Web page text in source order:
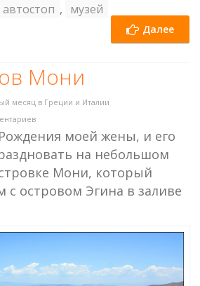
автостоп , музей
Далее
Мони
месяц в Греции и Италии
моей жены, и его
на небольшом
Мони, который
с островом Эгина в заливе